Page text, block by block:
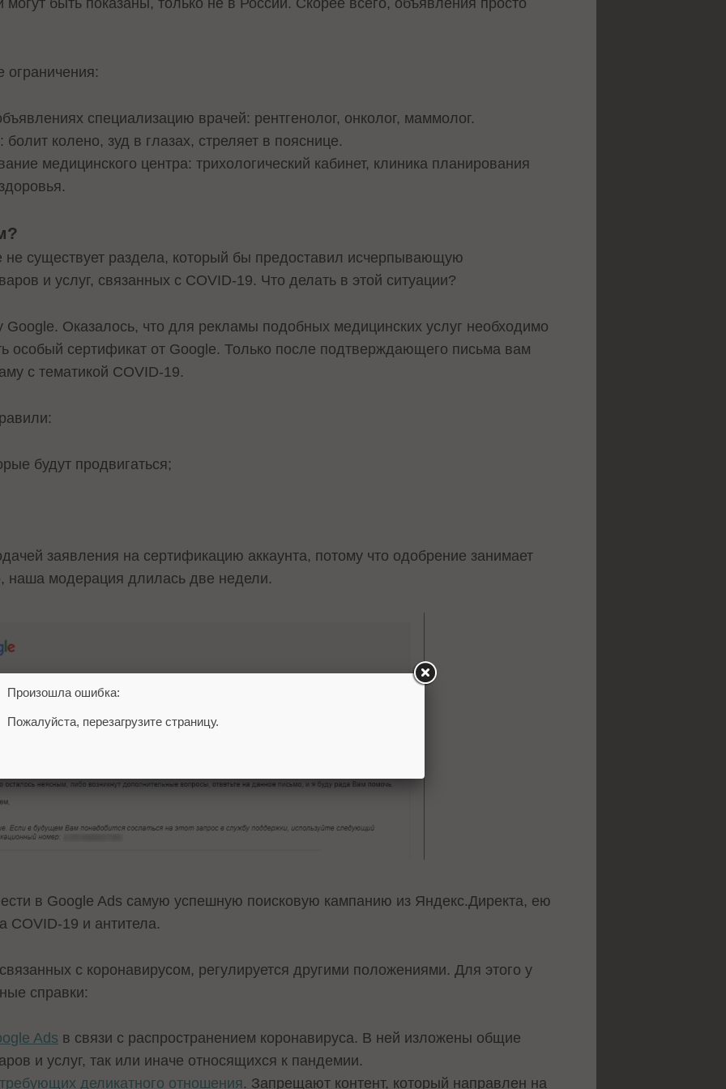
ограничения:
специализацию врачей: рентгенолог, онколог, маммолог.
колено, зуд в глазах, стреляет в пояснице.
медицинского центра: трихологический кабинет, клиника планирования
не существует раздела, который бы предоставил исчерпывающую
и услуг, связанных с COVID-19. Что делать в этой ситуации?
Оказалось, что для рекламы подобных медицинских услуг необходимо
особый сертификат от Google. Только после подтверждающего письма вам
с тематикой COVID-19.
будут продвигаться;
заявления на сертификацию аккаунта, потому что одобрение занимает
наша модерация длилась две недели.
в Google Ads самую успешную поисковую кампанию из Яндекс.Директа, ею
COVID-19 и антитела.
с коронавирусом, регулируется другими положениями. Для этого у
справки:
Ads в связи с распространением коронавируса. В ней изложены общие
и услуг, так или иначе относящихся к пандемии.
деликатного отношения. Запрещают контент, который направлен на
Произошла ошибка:
Пожалуйста, перезагрузите страницу.